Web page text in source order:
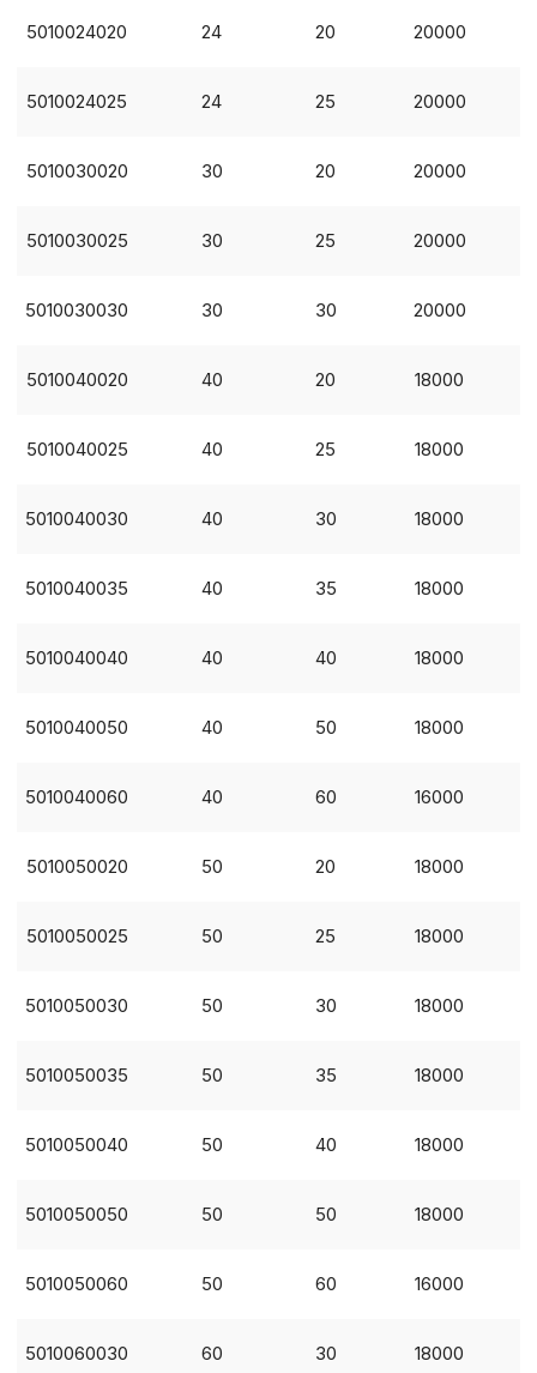
5010024020 24 20 20000
5010024025 24 25 20000
5010030020 30 20 20000
5010030025 30 25 20000
5010030030 30 30 20000
5010040020 40 20 18000
5010040025 40 25 18000
5010040030 40 30 18000
5010040035 40 35 18000
5010040040 40 40 18000
5010040050 40 50 18000
5010040060 40 60 16000
5010050020 50 20 18000
5010050025 50 25 18000
5010050030 50 30 18000
5010050035 50 35 18000
5010050040 50 40 18000
5010050050 50 50 18000
5010050060 50 60 16000
5010060030 60 30 18000